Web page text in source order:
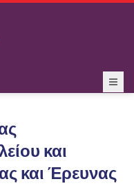
και
και Έρευνας